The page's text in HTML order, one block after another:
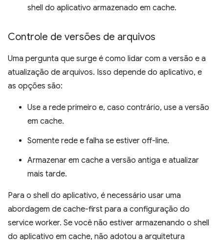
shell do aplicativo armazenado em cache.
Controle de versões de arquivos
Uma pergunta que surge é como lidar com a versão e a
atualização de arquivos. Isso depende do aplicativo, e
as opções são:
Use a rede primeiro e, caso contrário, use a versão
em cache.
Somente rede e falha se estiver off-line.
Armazenar em cache a versão antiga e atualizar
mais tarde.
Para o shell do aplicativo, é necessário usar uma
abordagem de cache-first para a configuração do
service worker. Se você não estiver armazenando o shell
do aplicativo em cache, não adotou a arquitetura